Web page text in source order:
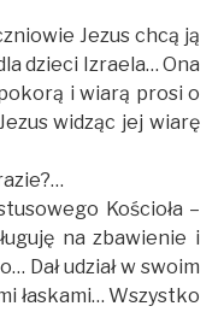
Jezus chcą ją
dzieci Izraela… Ona
i wiarą prosi o
widząc jej wiarę
Kościoła –
na zbawienie i
Dał udział w swoim
łaskami… Wszystko